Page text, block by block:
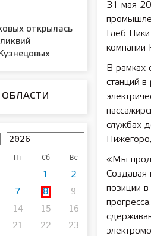
открылась
ОБЛАСТИ
Пт Сб Вс
1 2
7 8
9
14 15
16
21 22
23
31 мая
Глеб
компании
В рамках
станций в
службах
«Мы
Создавая
позиции